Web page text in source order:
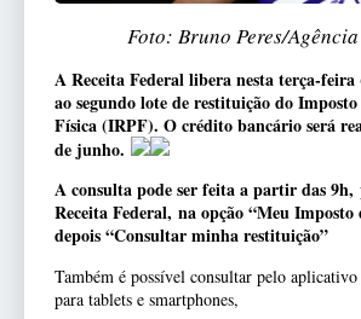
Foto: Bruno Peres/
A Receita Federal libera nesta terça-feira
ao segundo lote de restituição do Imposto
Física (IRPF). O crédito bancário será
de junho.
A consulta pode ser feita a partir das 9h,
Receita Federal, na opção “Meu Imposto
depois “Consultar minha restituição”
Também é possível consultar pelo
para tablets e smartphones,